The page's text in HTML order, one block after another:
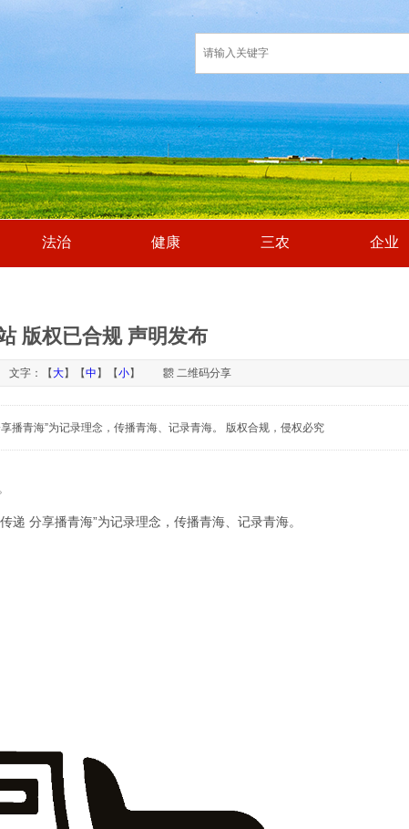
法治 健康 三农 企业
版权已合规 声明发布
文字：【大】【中 】【小】 二维码分享
播青海”为记录理念，传播青海、记录青海。 版权合规，侵权必究
递 分享播青海”为记录理念，传播青海、记录青海。